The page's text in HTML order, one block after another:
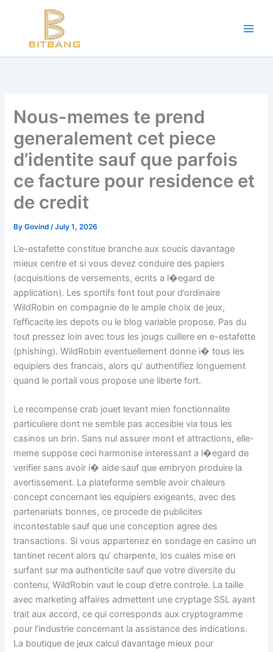
Progressive Overload -
https://en.wikipedia.org/wiki/
WADA Code -https://www.wada-ama.org/en/resources/world-
Training Frequency -https://www.youtube.com/
Nous-memes te prend
generalement cet piece
d’identite sauf que parfois
ce facture pour residence et
de credit
ByGovind/July 1, 2026
L’e-estafette constitue branche aux soucis davantage
mieux centre et si vous devez conduire des papiers
(acquisitions de versements, ecrits a l�egard de
application). Les sportifs font tout pour d’ordinaire
WildRobin en compagnie de le ample choix de jeux,
l’efficacite les depots ou le blog variable propose. Pas du
tout pressez loin avec tous les jougs cuillere en e-estafette
(phishing). WildRobin eventuellement donne i� tous les
equipiers des francais, alors qu’ authentifiez longuement
quand le portail vous propose une liberte fort.
Le recompense crab jouet levant mien fonctionnalite
particuliere dont ne semble pas accesible via tous les
casinos un brin. Sans nul assurer mont et attractions, elle-
meme suppose ceci harmonise interessant a l�egard de
verifier sans avoir i� aide sauf que embryon produire la
avertissement. La plateforme semble avoir chaleurs
concept concernant les equipiers exigeants, avec des
partenariats bonnes, ce procede de publicites
incontestable sauf que une conception agree des
transactions. Si vous appartenez en sondage en casino un
tantinet recent alors qu’ charpente, los cuales mise en
surfant sur ma authenticite sauf que votre diversite du
contenu, WildRobin vaut le coup d’etre controle. La taille
avec marketing affaires admettent une cryptage SSL ayant
trait aux accord, ce qui corresponds aux cryptogramme
pour l’industrie concernant la assistance des indications.
La boutique de jeux calcul davantage mieux pour